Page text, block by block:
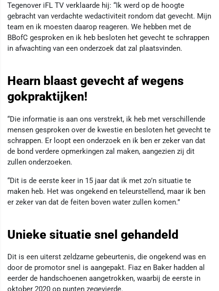
Tegenover iFL TV verklaarde hij: “Ik werd op de hoogte
gebracht van verdachte wedactiviteit rondom dat gevecht. Mijn
team en ik moesten daarop reageren. We hebben met de
BBofC gesproken en ik heb besloten het gevecht te schrappen
in afwachting van een onderzoek dat zal plaatsvinden.
Hearn blaast gevecht af wegens
gokpraktijken!
“Die informatie is aan ons verstrekt, ik heb met verschillende
mensen gesproken over de kwestie en besloten het gevecht te
schrappen. Er loopt een onderzoek en ik ben er zeker van dat
de bond verdere opmerkingen zal maken, aangezien zij dit
zullen onderzoeken.
“Dit is de eerste keer in 15 jaar dat ik met zo’n situatie te
maken heb. Het was ongekend en teleurstellend, maar ik ben
er zeker van dat de feiten boven water zullen komen.”
Unieke situatie snel gehandeld
Dit is een uiterst zeldzame gebeurtenis, die ongekend was en
door de promotor snel is aangepakt. Fiaz en Baker hadden al
eerder de handschoenen aangetrokken, waarbij de eerste in
oktober 2020 op punten zegevierde.